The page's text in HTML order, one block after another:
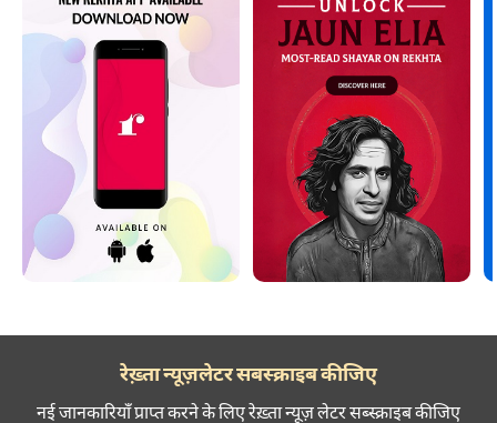
रेख़्ता न्यूज़लेटर सबस्क्राइब कीजिए
नई जानकारियाँ प्राप्त करने के लिए रेख़्ता न्यूज़ लेटर सब्स्क्राइब कीजिए